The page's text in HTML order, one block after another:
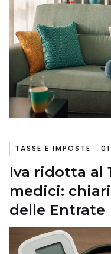
TASSE E IMPOSTE
Iva ridotta al
medici:
delle Entrate